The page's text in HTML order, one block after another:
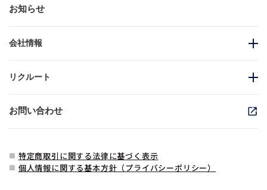
お知らせ
会社情報
リクルート
お問い合わせ
■ 特定商取引に関する法律に基づく表示
■ 個人情報に関する基本方針（プライバシーポリシー）